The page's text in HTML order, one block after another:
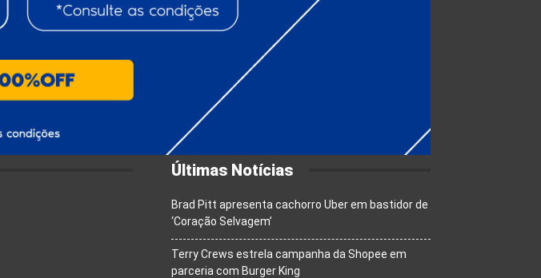
Últimas Notícias
Brad Pitt apresenta cachorro Uber em bastidor de
‘Coração Selvagem’
Terry Crews estrela campanha da Shopee em
parceria com Burger King